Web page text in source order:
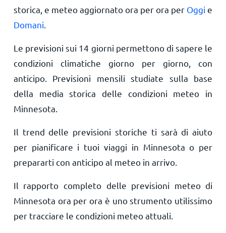
storica, e meteo aggiornato ora per ora per Oggi e
Domani
Le previsioni sui 14 giorni permettono di sapere le
condizioni climatiche giorno per giorno, con
anticipo. Previsioni mensili studiate sulla base
della media storica delle condizioni meteo in
Minnesota.
Il trend delle previsioni storiche ti sarà di aiuto
per pianificare i tuoi viaggi in Minnesota o per
prepararti con anticipo al meteo in arrivo.
Il rapporto completo delle previsioni meteo di
Minnesota ora per ora è uno strumento utilissimo
per tracciare le condizioni meteo attuali.